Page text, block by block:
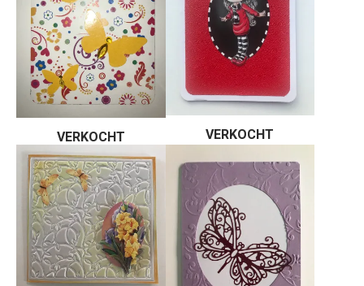
VERKOCHT VERKOCHT